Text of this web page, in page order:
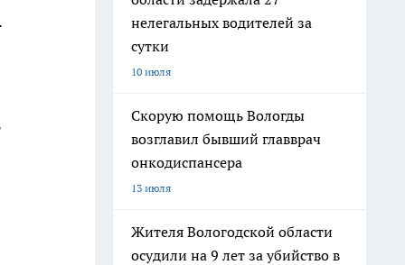
нелегальных водителей за
сутки
10 июля
Скорую помощь Вологды
возглавил бывший главврач
онкодиспансера
13 июля
Жителя Вологодской области
осудили на 9 лет за убийство в